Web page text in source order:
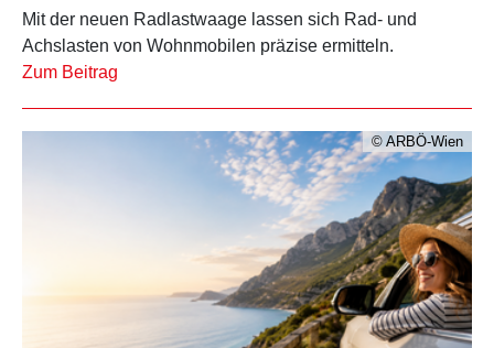
Mit der neuen Radlastwaage lassen sich Rad- und
Achslasten von Wohnmobilen präzise ermitteln.
Zum Beitrag
© ARBÖ-Wien